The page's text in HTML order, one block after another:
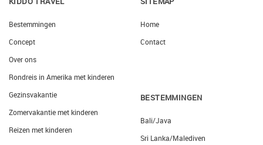
Bestemmingen
Concept
Over ons
Rondreis in Amerika met kinderen
Gezinsvakantie
Zomervakantie met kinderen
Reizen met kinderen
Home
Contact
BESTEMMINGEN
Bali/Java
Sri Lanka/Malediven